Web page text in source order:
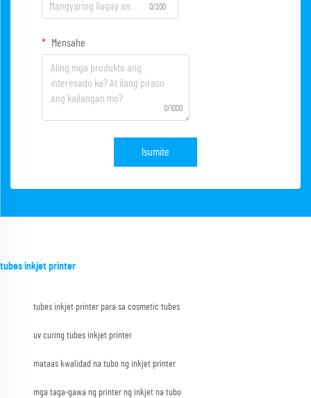
0/200
Mensahe
0/1000
Isumite
tubes inkjet printer
tubes inkjet printer para sa cosmetic tubes
uv curing tubes inkjet printer
mataas kwalidad na tubo ng inkjet printer
mga taga-gawa ng printer ng inkjet na tubo